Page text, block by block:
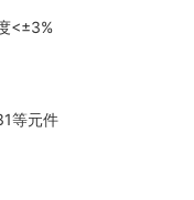
<±3%
等元件